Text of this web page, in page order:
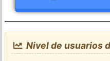
Nivel de usuarios